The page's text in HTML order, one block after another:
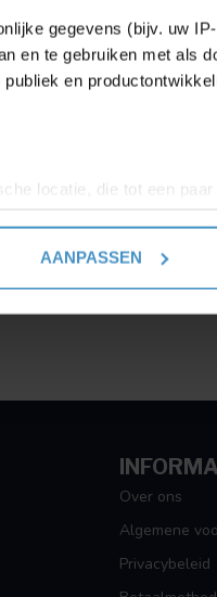
gegevens (bijv. uw
en te gebruiken met als
en
locatie, die tot een
scannen op specifieke
in de Cookieverklaring.
uw gebruik van hun
AANPASSEN
Over ons
Algemene
Privacybeleid